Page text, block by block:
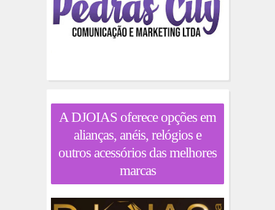
A DJOIAS oferece opções em
alianças, anéis, relógios e
outros acessórios das melhores
marcas